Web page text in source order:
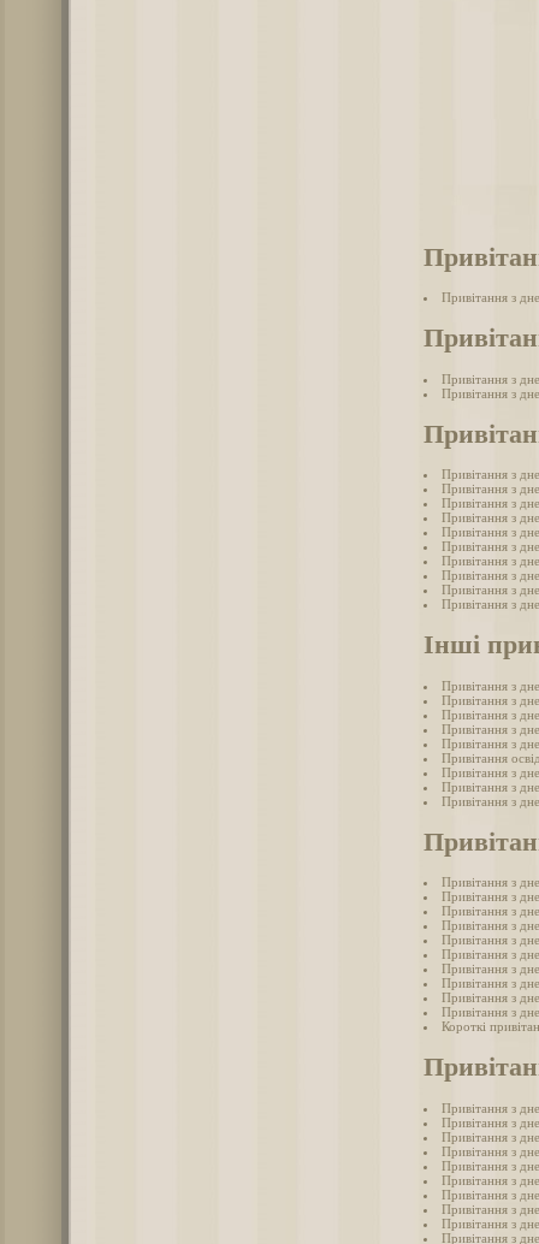
Привітання з
Привітання з
Привітання з
Привітання з
Привітання з
Привітання з
Привітання з
Привітання з
Привітання з
Привітання з
Привітання з
Привітання з
Привітання з
Інші
Привітання з
Привітання з
Привітання з
Привітання з
Привітання з
Привітання
Привітання з
Привітання з
Привітання з
Привітання з
Привітання з
Привітання з
Привітання з
Привітання з
Привітання з
Привітання з
Привітання з
Привітання з
Привітання з
Короткі
Привітання з
Привітання з
Привітання з
Привітання з
Привітання з
Привітання з
Привітання з
Привітання з
Привітання з
Привітання з